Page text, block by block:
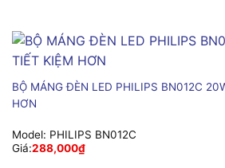
BỘ MÁNG ĐÈN LED PHILIPS BN012C
HƠN
Model: PHILIPS BN012C
Giá:288,000₫